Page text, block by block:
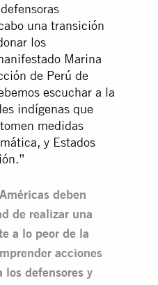
una transición
los
Marina
de Perú de
escuchar a la
indígenas que
medidas
y Estados
deben
de realizar una
a lo peor de la
acciones
los defensores y